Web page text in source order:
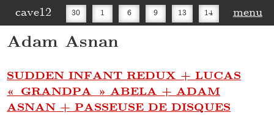
cave12 30 1 6 9 13 14
16
menu
Adam Asnan
SUDDEN INFANT REDUX + LUCAS
« GRANDPA » ABELA + ADAM
ASNAN + PASSEUSE DE DISQUES